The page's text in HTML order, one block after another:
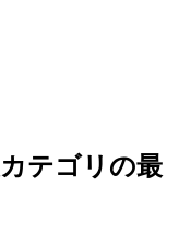
カテゴリの最